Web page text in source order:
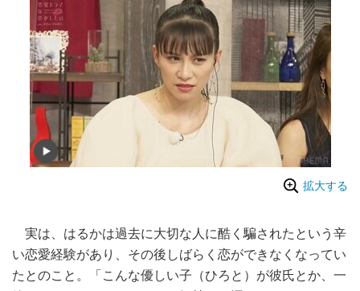
拡大する
実は、はるかは過去に大切な人に酷く騙されたという辛
い恋愛経験があり、その後しばらく恋ができなくなってい
たとのこと。「こんな優しい子（ひろと）が彼氏とか、一